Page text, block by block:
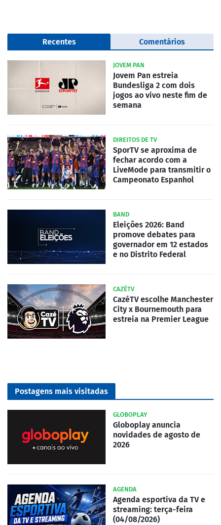
Recentes Comentários
JOVEM PAN
Jovem Pan estreia
Bundesliga 2 com dois
jogos ao vivo neste fim de
semana
DIREITOS DE TV
SporTV se aproxima de
fechar acordo com a
LiveMode para transmitir o
Campeonato Espanhol
BAND
Eleições 2026: Band
promove debates para
governador em 12 estados
e no Distrito Federal
CAZÉTV
CazéTV escolhe Manchester
City x Bournemouth para
estreia na Premier League
Postagens mais visitadas
GLOBOPLAY
Globoplay anuncia
novidades de agosto de
2026
AGENDA
Agenda esportiva da TV e
streaming: terça-feira
(04/08/2026)